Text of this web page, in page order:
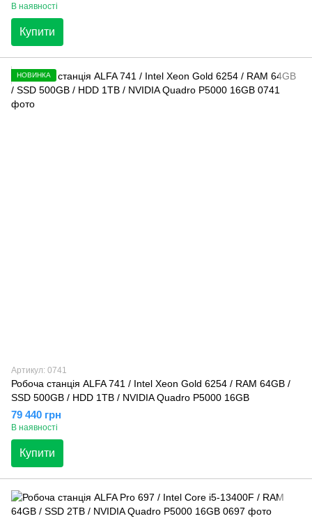
В наявності
Купити
НОВИНКА
Артикул: 0741
Робоча станція ALFA 741 / Intel Xeon Gold 6254 / RAM 64GB /
SSD 500GB / HDD 1TB / NVIDIA Quadro P5000 16GB
79 440 грн
В наявності
Купити